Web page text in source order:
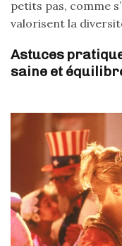
petits pas, comme
valorisent la
Astuces
saine et